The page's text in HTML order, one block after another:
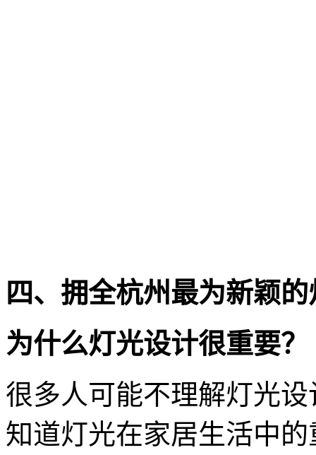
四、拥全杭州最为新颖
为什么灯光设计很重要？
很多人可能不理解灯光
知道灯光在家居生活中